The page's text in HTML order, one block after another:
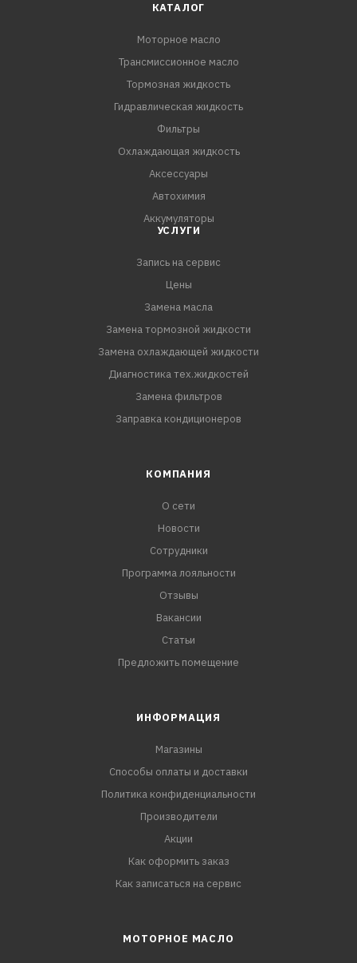
КАТАЛОГ
Моторное масло
Трансмиссионное масло
Тормозная жидкость
Гидравлическая жидкость
Фильтры
Охлаждающая жидкость
Аксессуары
Автохимия
Аккумуляторы
УСЛУГИ
Запись на сервис
Цены
Замена масла
Замена тормозной жидкости
Замена охлаждающей жидкости
Диагностика тех.жидкостей
Замена фильтров
Заправка кондиционеров
КОМПАНИЯ
О сети
Новости
Сотрудники
Программа лояльности
Отзывы
Вакансии
Статьи
Предложить помещение
ИНФОРМАЦИЯ
Магазины
Способы оплаты и доставки
Политика конфиденциальности
Производители
Акции
Как оформить заказ
Как записаться на сервис
МОТОРНОЕ МАСЛО